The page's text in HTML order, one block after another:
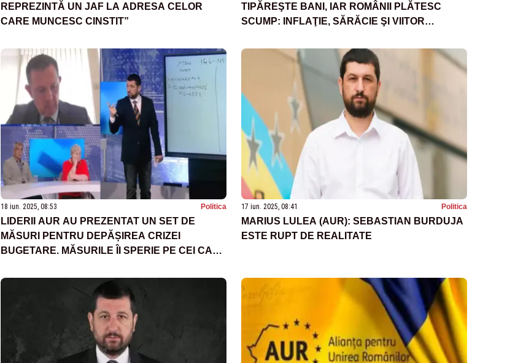
REPREZINTĂ UN JAF LA ADRESA CELOR
CARE MUNCESC CINSTIT”
TIPĂREŞTE BANI, IAR ROMÂNII PLĂTESC
SCUMP: INFLAŢIE, SĂRĂCIE ŞI VIITOR
18 iun. 2025, 08:53 Politica
LIDERII AUR AU PREZENTAT UN SET DE
MĂSURI PENTRU DEPĂȘIREA CRIZEI
BUGETARE. MĂSURILE ÎI SPERIE PE CEI CARE
17 iun. 2025, 08:41 Politica
MARIUS LULEA (AUR): SEBASTIAN BURDUJA
ESTE RUPT DE REALITATE